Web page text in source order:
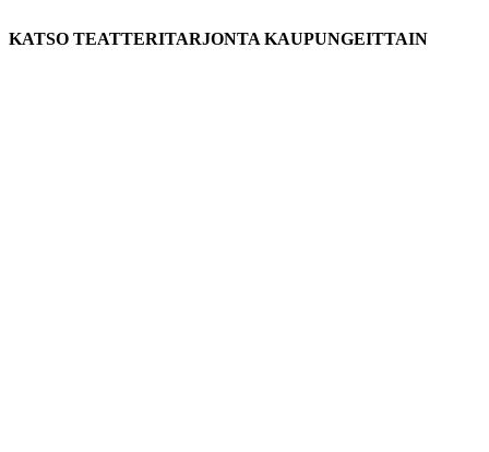
KATSO TEATTERITARJONTA KAUPUNGEITTAIN